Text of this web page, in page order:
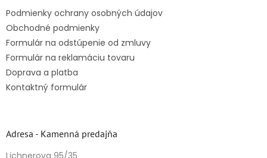
Podmienky ochrany osobných údajov
Obchodné podmienky
Formulár na odstúpenie od zmluvy
Formulár na reklamáciu tovaru
Doprava a platba
Kontaktný formulár
Adresa - Kamenná predajňa